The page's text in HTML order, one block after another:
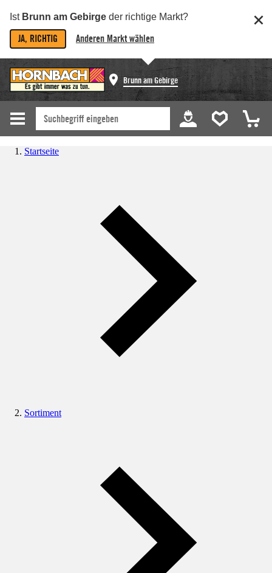
Ist Brunn am Gebirge der richtige Markt?
JA, RICHTIG Anderen Markt wählen
Brunn am Gebirge
Startseite
Sortiment